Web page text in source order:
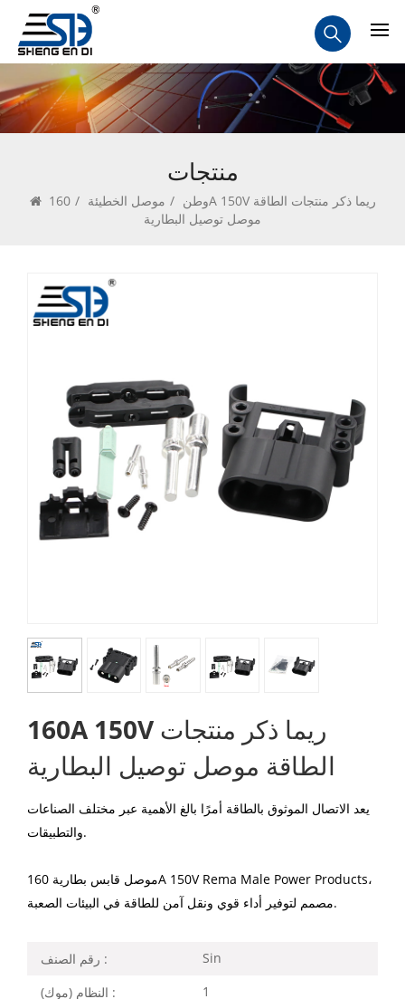
منتجات
وطن / موصل الخطيئة / 160A 150V ريما ذكر منتجات الطاقة
موصل توصيل البطارية
160A 150V ريما ذكر منتجات
الطاقة موصل توصيل البطارية
يعد الاتصال الموثوق بالطاقة أمرًا بالغ الأهمية عبر مختلف الصناعات
والتطبيقات.
موصل قابس بطارية 160A 150V Rema Male Power Products،
مصمم لتوفير أداء قوي ونقل آمن للطاقة في البيئات الصعبة.
رقم الصنف : Sin
النظام (موك) : 1